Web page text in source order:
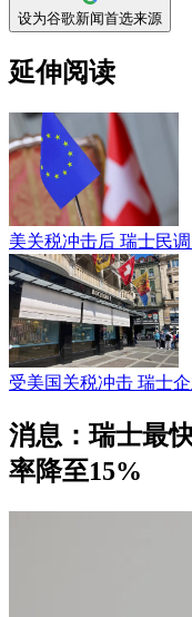
设为谷歌新闻首选来源
延伸阅读
美关税冲击后 瑞士民
受美国关税冲击 瑞士
消息：瑞士最
率降至15%